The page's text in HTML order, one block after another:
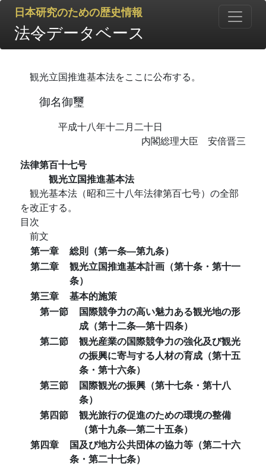
日本研究のための歴史情報
法令データベース
観光立国推進基本法をここに公布する。
御名御璽
平成十八年十二月二十日
内閣総理大臣 安倍晋三
法律第百十七号
観光立国推進基本法
観光基本法（昭和三十八年法律第百七号）の全部
を改正する。
目次
前文
第一章
総則（第一条―第九条）
第二章
観光立国推進基本計画（第十条・第十一
条）
第三章
基本的施策
第一節
国際競争力の高い魅力ある観光地の形
成（第十二条―第十四条）
第二節
観光産業の国際競争力の強化及び観光
の振興に寄与する人材の育成（第十五
条・第十六条）
第三節
国際観光の振興（第十七条・第十八
条）
第四節
観光旅行の促進のための環境の整備
（第十九条―第二十五条）
第四章
国及び地方公共団体の協力等（第二十六
条・第二十七条）